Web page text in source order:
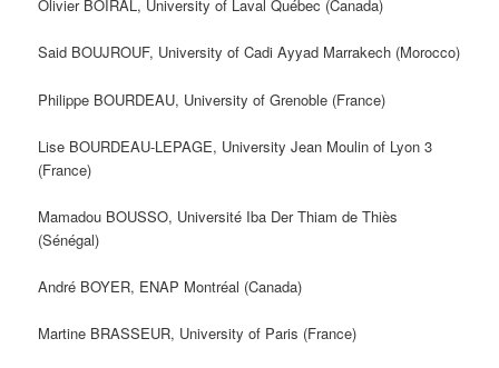
Olivier BOIRAL, University of Laval Québec (Canada)
Said BOUJROUF, University of Cadi Ayyad Marrakech (Morocco)
Philippe BOURDEAU, University of Grenoble (France)
Lise BOURDEAU-LEPAGE, University Jean Moulin of Lyon 3
(France)
Mamadou BOUSSO, Université Iba Der Thiam de Thiès
(Sénégal)
André BOYER, ENAP Montréal (Canada)
Martine BRASSEUR, University of Paris (France)